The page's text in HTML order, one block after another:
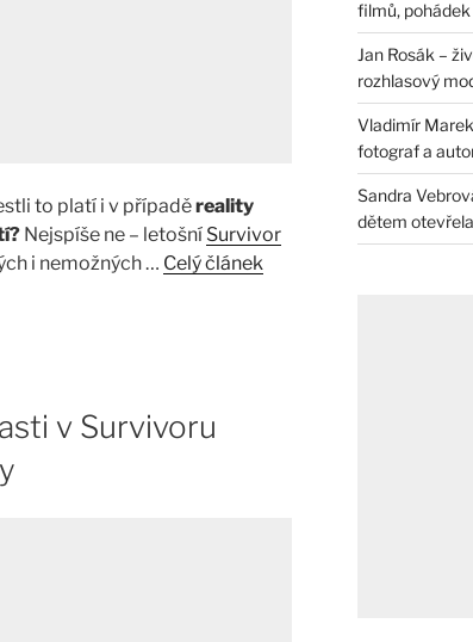
to platí i v případěreality
Nejspíše ne – letošní Survivor
i nemožných … Celý článek
v Survivoru
filmů, pohádek
Jan Rosák –
rozhlasový
Vladimír
fotograf a
Sandra
dětem